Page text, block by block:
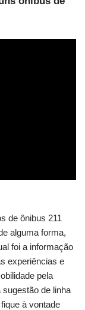
de ônibus 211
alguma forma,
foi a informação
experiências e
pela
de linha
à vontade